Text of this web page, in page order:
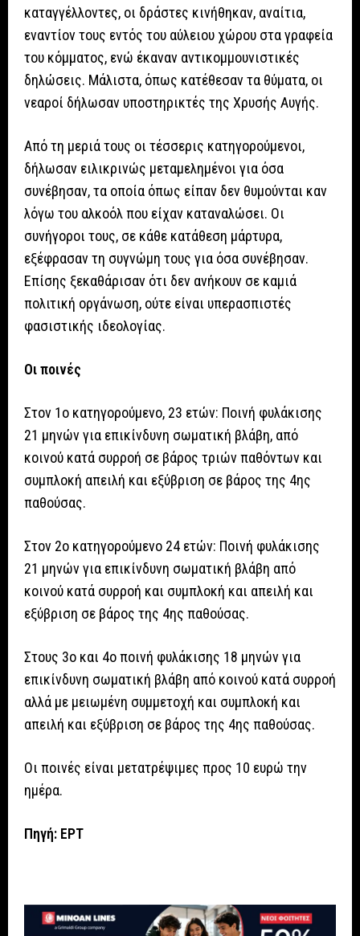
καταγγέλλοντες, οι δράστες κινήθηκαν, αναίτια,
εναντίον τους εντός του αύλειου χώρου στα γραφεία
του κόμματος, ενώ έκαναν αντικομμουνιστικές
δηλώσεις. Μάλιστα, όπως κατέθεσαν τα θύματα, οι
νεαροί δήλωσαν υποστηρικτές της Χρυσής Αυγής.
Από τη μεριά τους οι τέσσερις κατηγορούμενοι,
δήλωσαν ειλικρινώς μεταμελημένοι για όσα
συνέβησαν, τα οποία όπως είπαν δεν θυμούνται καν
λόγω του αλκοόλ που είχαν καταναλώσει. Οι
συνήγοροι τους, σε κάθε κατάθεση μάρτυρα,
εξέφρασαν τη συγνώμη τους για όσα συνέβησαν.
Επίσης ξεκαθάρισαν ότι δεν ανήκουν σε καμιά
πολιτική οργάνωση, ούτε είναι υπερασπιστές
φασιστικής ιδεολογίας.
Οι ποινές
Στον 1ο κατηγορούμενο, 23 ετών: Ποινή φυλάκισης
21 μηνών για επικίνδυνη σωματική βλάβη, από
κοινού κατά συρροή σε βάρος τριών παθόντων και
συμπλοκή απειλή και εξύβριση σε βάρος της 4ης
παθούσας.
Στον 2ο κατηγορούμενο 24 ετών: Ποινή φυλάκισης
21 μηνών για επικίνδυνη σωματική βλάβη από
κοινού κατά συρροή και συμπλοκή και απειλή και
εξύβριση σε βάρος της 4ης παθούσας.
Στους 3ο και 4ο ποινή φυλάκισης 18 μηνών για
επικίνδυνη σωματική βλάβη από κοινού κατά συρροή
αλλά με μειωμένη συμμετοχή και συμπλοκή και
απειλή και εξύβριση σε βάρος της 4ης παθούσας.
Οι ποινές είναι μετατρέψιμες προς 10 ευρώ την
ημέρα.
Πηγή: ΕΡΤ